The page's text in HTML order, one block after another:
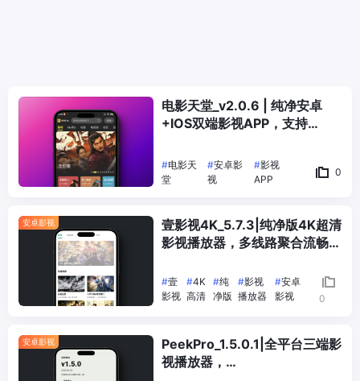
电影天堂_v2.0.6 | 纯净安卓
+IOS双端影视APP，支持
#电影天
堂
#安卓影
视
#影视
APP
0
安卓影视
壹影视4K_5.7.3|纯净版4K超清
影视播放器，多线路聚合流畅播
#壹
影视
#4K
高清
#纯
净版
#影视
播放器
#安卓
影视
0
安卓影视
PeekPro_1.5.0.1|全平台三端影
视播放器，